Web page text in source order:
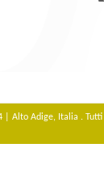
| Alto Adige, Italia .